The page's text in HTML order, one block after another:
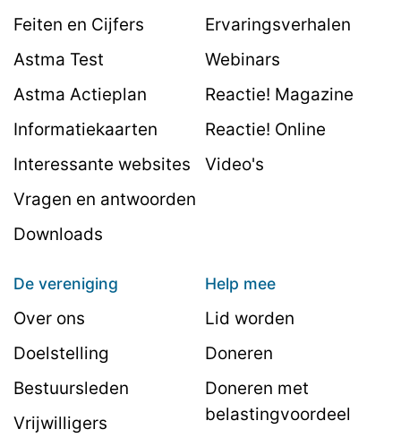
Feiten en Cijfers
Astma Test
Astma Actieplan
Informatiekaarten
Interessante websites
Vragen en antwoorden
Downloads
Ervaringsverhalen
Webinars
Reactie! Magazine
Reactie! Online
Video's
De vereniging
Over ons
Doelstelling
Bestuursleden
Vrijwilligers
Help mee
Lid worden
Doneren
Doneren met
belastingvoordeel